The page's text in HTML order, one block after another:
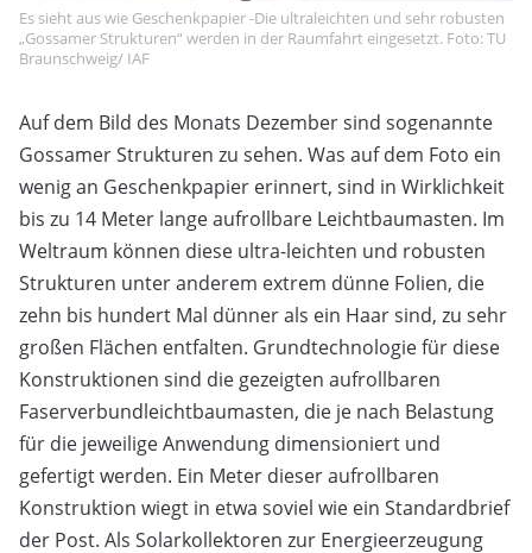
Es sieht aus wie Geschenkpapier -Die ultraleichten und sehr robusten
„Gossamer Strukturen“ werden in der Raumfahrt eingesetzt. Foto: TU
Braunschweig/ IAF
Auf dem Bild des Monats Dezember sind sogenannte
Gossamer Strukturen zu sehen. Was auf dem Foto ein
wenig an Geschenkpapier erinnert, sind in Wirklichkeit
bis zu 14 Meter lange aufrollbare Leichtbaumasten. Im
Weltraum können diese ultra-leichten und robusten
Strukturen unter anderem extrem dünne Folien, die
zehn bis hundert Mal dünner als ein Haar sind, zu sehr
großen Flächen entfalten. Grundtechnologie für diese
Konstruktionen sind die gezeigten aufrollbaren
Faserverbundleichtbaumasten, die je nach Belastung
für die jeweilige Anwendung dimensioniert und
gefertigt werden. Ein Meter dieser aufrollbaren
Konstruktion wiegt in etwa soviel wie ein Standardbrief
der Post. Als Solarkollektoren zur Energieerzeugung